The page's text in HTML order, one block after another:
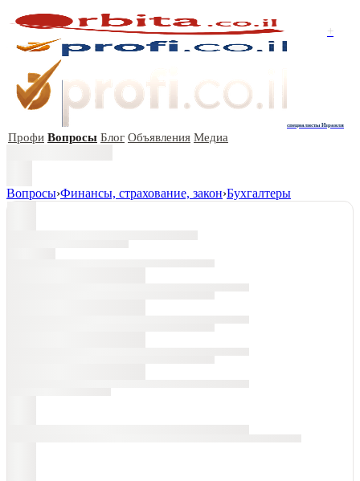
+
специалисты Израиля
Профи Вопросы Блог Объявления Медиа
Вопросы›Финансы, страхование, закон›Бухгалтеры